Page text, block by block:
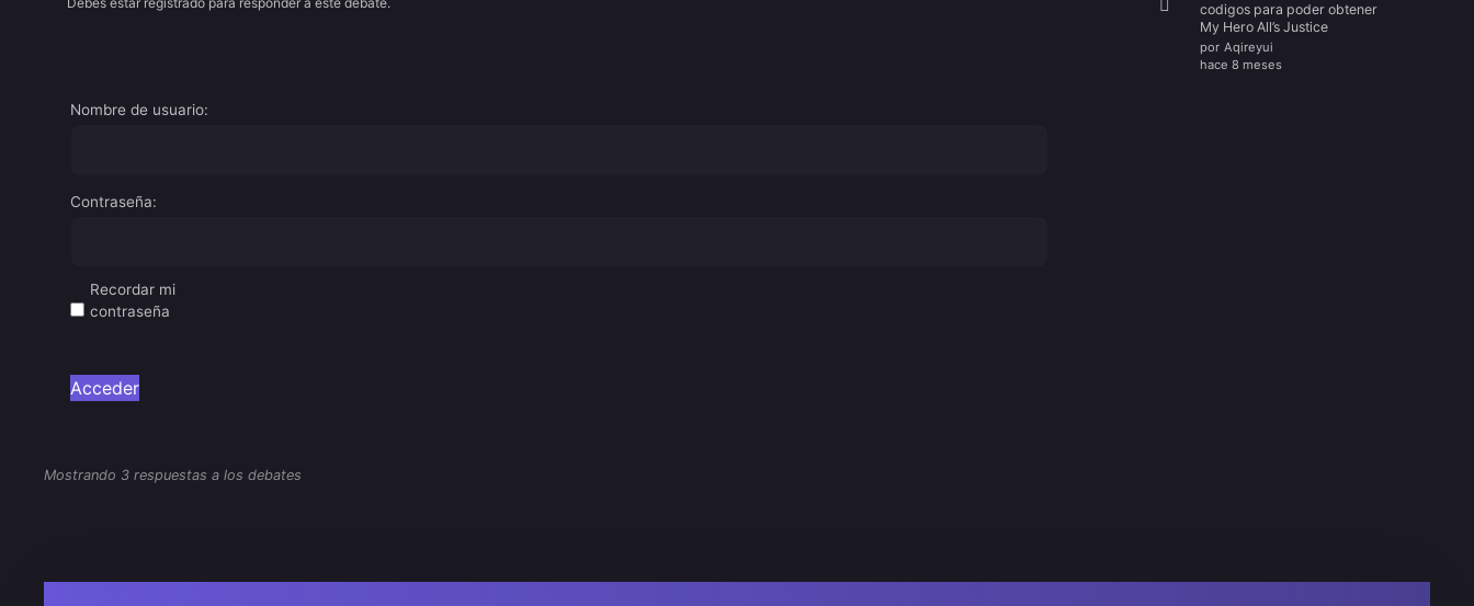
Mostrando 3 respuestas a los debates
Nombre de usuario:
Contraseña:
Recordar mi
contraseña
Acceder
codigos para poder obtener
My Hero All’s Justice
por Aqireyui
hace 8 meses